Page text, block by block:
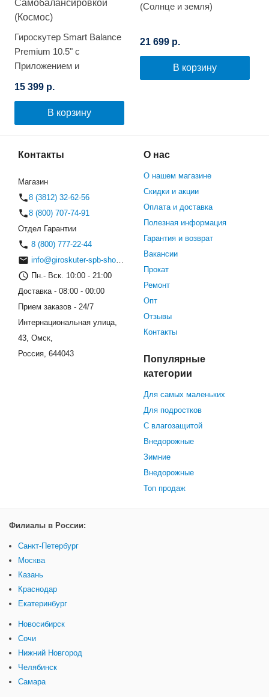
Гироскутер Smart Balance
Premium 10.5" с
Приложением и
(Космос)
15 399 р.
В корзину
(Солнце и земля)
21 699 р.
В корзину
Контакты
Магазин
8 (3812) 32-62-56
8 (800) 707-74-91
Отдел Гарантии
8 (800) 777-22-44
info@giroskuter-spb-shop.ru
Пн.- Вск. 10:00 - 21:00
Доставка - 08:00 - 00:00
Прием заказов - 24/7
Интернациональная улица,
43, Омск,
Россия, 644043
О нас
О нашем магазине
Скидки и акции
Оплата и доставка
Полезная информация
Гарантия и возврат
Вакансии
Прокат
Ремонт
Опт
Отзывы
Контакты
Популярные
категории
Для самых маленьких
Для подростков
С влагозащитой
Внедорожные
Зимние
Внедорожные
Топ продаж
Филиалы в России:
Санкт-Петербург
Москва
Казань
Краснодар
Екатеринбург
Новосибирск
Сочи
Нижний Новгород
Челябинск
Самара